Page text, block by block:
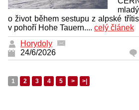
o život během sestupu z alpské
v pohoří Hohe Tauern.... celý článek
Horydoly
24/6/2026
1 2 3 4 5 > >|